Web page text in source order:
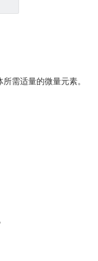
需适量的微量元素。